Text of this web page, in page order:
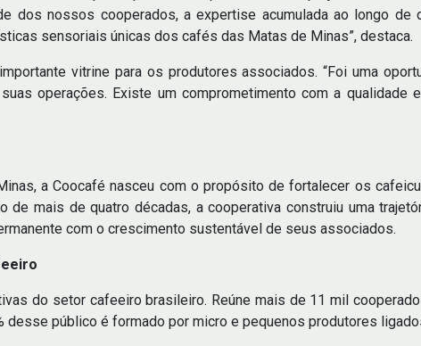
dos nossos cooperados, a expertise acumulada ao longo
sensoriais únicas dos cafés das Matas de Minas”, destaca.
vitrine para os produtores associados. “Foi uma
operações. Existe um comprometimento com a qualidade
a Coocafé nasceu com o propósito de fortalecer os
de mais de quatro décadas, a cooperativa construiu uma
com o crescimento sustentável de seus associados.
do setor cafeeiro brasileiro. Reúne mais de 11 mil
desse público é formado por micro e pequenos produtores